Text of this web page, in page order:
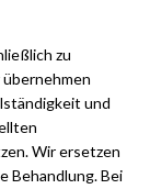
zu
und
Wir ersetzen
Behandlung. Bei